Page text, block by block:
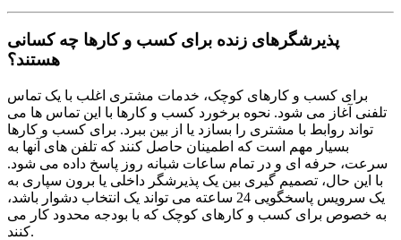
پذیرشگرهای زنده برای کسب و کارها چه کسانی
هستند؟
برای کسب و کارهای کوچک، خدمات مشتری اغلب با یک تماس
تلفنی آغاز می شود. نحوه برخورد کسب و کارها با این تماس ها می
تواند روابط با مشتری را بسازد یا از بین ببرد. برای کسب و کارها
بسیار مهم است که اطمینان حاصل کنند که تلفن های آنها به
سرعت، حرفه ای و در تمام ساعات شبانه روز پاسخ داده می شود.
با این حال، تصمیم گیری بین یک پذیرشگر داخلی یا برون سپاری به
یک سرویس پاسخگویی 24 ساعته می تواند یک انتخاب دشوار باشد،
به خصوص برای کسب و کارهای کوچک که با بودجه محدود کار می
کنند.